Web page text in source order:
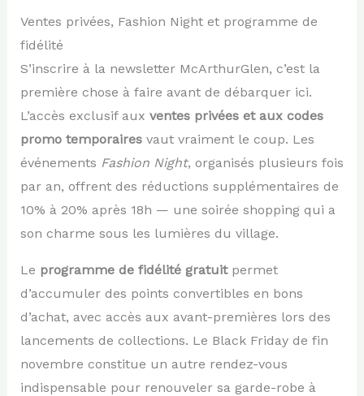
Ventes privées, Fashion Night et programme de
fidélité
S’inscrire à la newsletter McArthurGlen, c’est la
première chose à faire avant de débarquer ici.
L’accès exclusif aux ventes privées et aux codes
promo temporairesvaut vraiment le coup. Les
événements Fashion Night, organisés plusieurs fois
par an, offrent des réductions supplémentaires de
10% à 20% après 18h — une soirée shopping qui a
son charme sous les lumières du village.
Le programme de fidélité gratuitpermet
d’accumuler des points convertibles en bons
d’achat, avec accès aux avant-premières lors des
lancements de collections. Le Black Friday de fin
novembre constitue un autre rendez-vous
indispensable pour renouveler sa garde-robe à